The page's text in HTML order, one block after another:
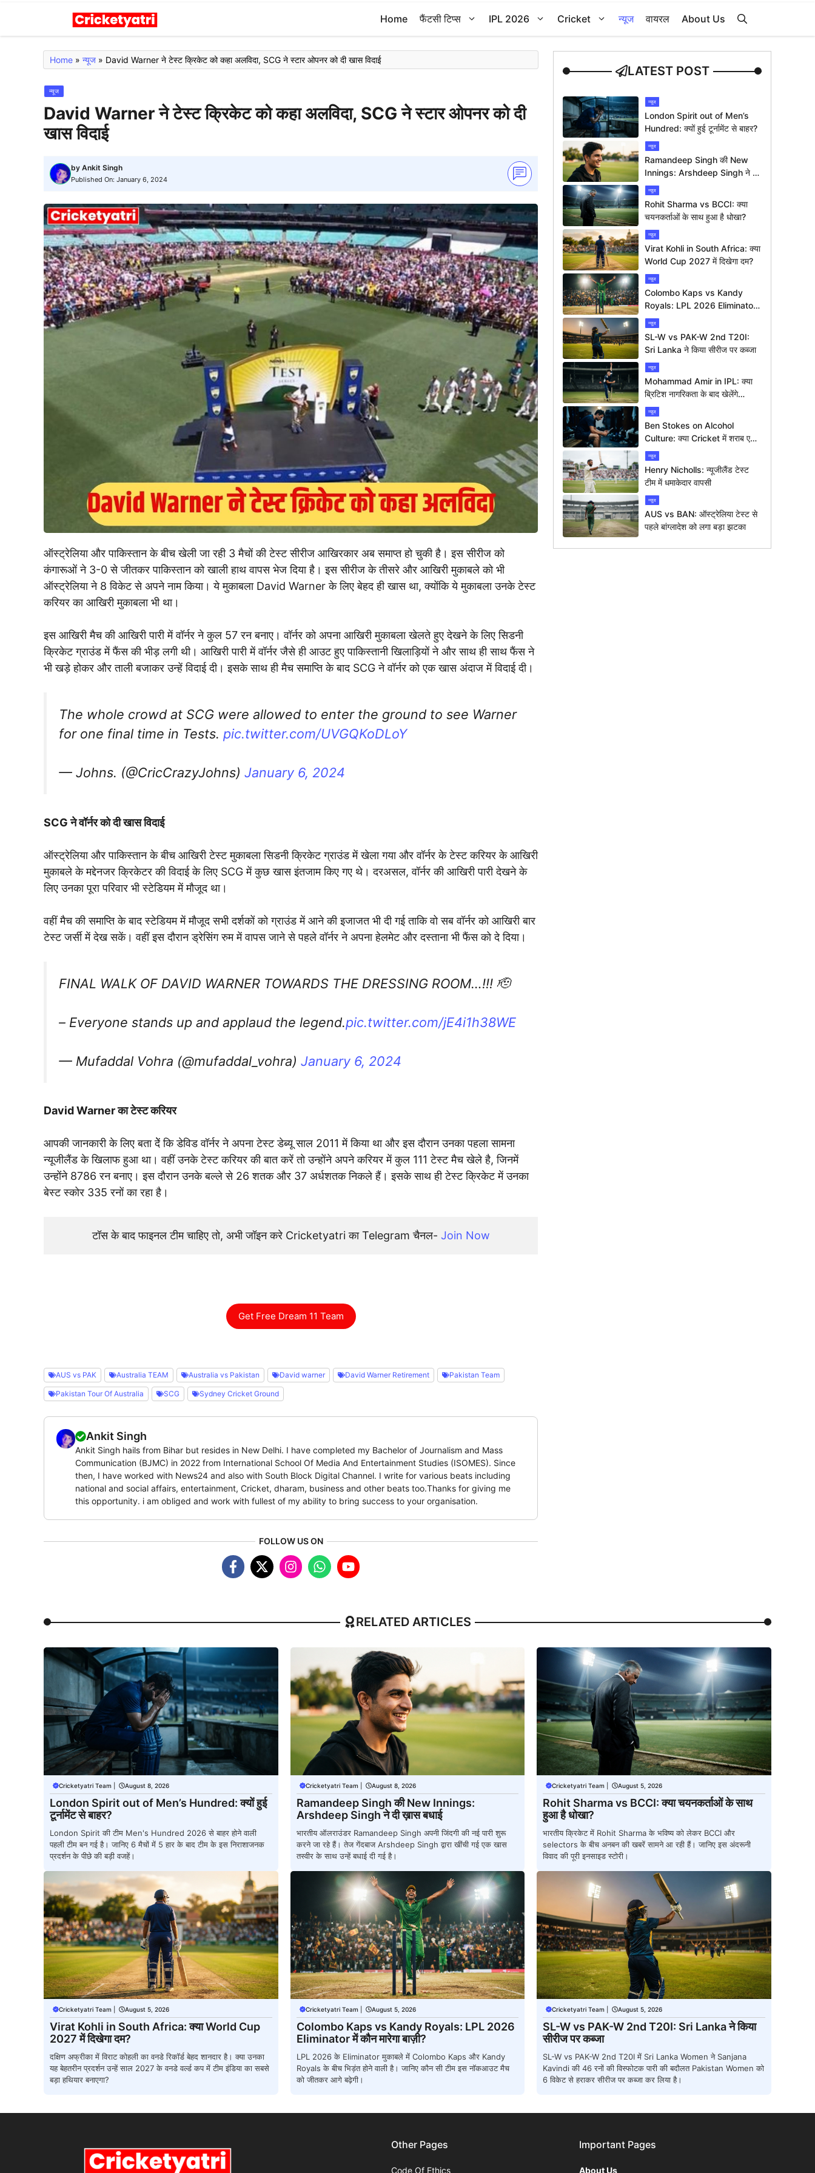
Home फैंटसी टिप्स IPL 2026 Cricket न्यूज वायरल About Us
Home » न्यूज » David Warner ने टेस्ट क्रिकेट को कहा अलविदा, SCG ने स्टार ओपनर को दी खास विदाई
न्यूज
David Warner ने टेस्ट क्रिकेट को कहा अलविदा, SCG ने स्टार ओपनर को दी
खास विदाई
by Ankit Singh
Published On: January 6, 2024
ऑस्ट्रेलिया और पाकिस्तान के बीच खेली जा रही 3 मैचों की टेस्ट सीरीज आखिरकार अब समाप्त हो चुकी है। इस सीरीज को
कंगारूओं ने 3-0 से जीतकर पाकिस्तान को खाली हाथ वापस भेज दिया है। इस सीरीज के तीसरे और आखिरी मुकाबले को भी
ऑस्ट्रेलिया ने 8 विकेट से अपने नाम किया। ये मुकाबला David Warner के लिए बेहद ही खास था, क्योंकि ये मुकाबला उनके टेस्ट
करियर का आखिरी मुकाबला भी था।
इस आखिरी मैच की आखिरी पारी में वॉर्नर ने कुल 57 रन बनाए। वॉर्नर को अपना आखिरी मुकाबला खेलते हुए देखने के लिए सिडनी
क्रिकेट ग्राउंड में फैंस की भीड़ लगी थी। आखिरी पारी में वॉर्नर जैसे ही आउट हुए पाकिस्तानी खिलाड़ियों ने और साथ ही साथ फैंस ने
भी खड़े होकर और ताली बजाकर उन्हें विदाई दी। इसके साथ ही मैच समाप्ति के बाद SCG ने वॉर्नर को एक खास अंदाज में विदाई दी।
The whole crowd at SCG were allowed to enter the ground to see Warner
for one final time in Tests. pic.twitter.com/UVGQKoDLoY
— Johns. (@CricCrazyJohns) January 6, 2024
SCG ने वॉर्नर को दी खास विदाई
ऑस्ट्रेलिया और पाकिस्तान के बीच आखिरी टेस्ट मुकाबला सिडनी क्रिकेट ग्राउंड में खेला गया और वॉर्नर के टेस्ट करियर के आखिरी
मुकाबले के मद्देनजर क्रिकेटर की विदाई के लिए SCG में कुछ खास इंतजाम किए गए थे। दरअसल, वॉर्नर की आखिरी पारी देखने के
लिए उनका पूरा परिवार भी स्टेडियम में मौजूद था।
वहीं मैच की समाप्ति के बाद स्टेडियम में मौजूद सभी दर्शकों को ग्राउंड में आने की इजाजत भी दी गई ताकि वो सब वॉर्नर को आखिरी बार
टेस्ट जर्सी में देख सकें। वहीं इस दौरान ड्रेसिंग रुम में वापस जाने से पहले वॉर्नर ने अपना हेलमेट और दस्ताना भी फैंस को दे दिया।
FINAL WALK OF DAVID WARNER TOWARDS THE DRESSING ROOM…!!! 🫡
– Everyone stands up and applaud the legend.pic.twitter.com/jE4i1h38WE
— Mufaddal Vohra (@mufaddal_vohra) January 6, 2024
David Warner का टेस्ट करियर
आपकी जानकारी के लिए बता देें कि डेविड वॉर्नर ने अपना टेस्ट डेब्यू साल 2011 में किया था और इस दौरान उनका पहला सामना
न्यूजीलैंड के खिलाफ हुआ था। वहीं उनके टेस्ट करियर की बात करें तो उन्होंने अपने करियर में कुल 111 टेस्ट मैच खेले है, जिनमें
उन्होंने 8786 रन बनाए। इस दौरान उनके बल्ले से 26 शतक और 37 अर्धशतक निकले हैं। इसके साथ ही टेस्ट क्रिकेट में उनका
बेस्ट स्कोर 335 रनों का रहा है।
टॉस के बाद फाइनल टीम चाहिए तो, अभी जॉइन करे Cricketyatri का Telegram चैनल- Join Now
Get Free Dream 11 Team
AUS vs PAK Australia TEAM Australia vs Pakistan David warner David Warner Retirement Pakistan Team
Pakistan Tour Of Australia SCG Sydney Cricket Ground
Ankit Singh
Ankit Singh hails from Bihar but resides in New Delhi. I have completed my Bachelor of Journalism and Mass
Communication (BJMC) in 2022 from International School Of Media And Entertainment Studies (ISOMES). Since
then, I have worked with News24 and also with South Block Digital Channel. I write for various beats including
national and social affairs, entertainment, Cricket, dharam, business and other beats too.Thanks for giving me
this opportunity. i am obliged and work with fullest of my ability to bring success to your organisation.
FOLLOW US ON
LATEST POST
न्यूज
London Spirit out of Men’s
Hundred: क्यों हुई टूर्नामेंट से बाहर?
न्यूज
Ramandeep Singh की New
Innings: Arshdeep Singh ने दी
ख़ास बधाई
न्यूज
Rohit Sharma vs BCCI: क्या
चयनकर्ताओं के साथ हुआ है धोखा?
न्यूज
Virat Kohli in South Africa: क्या
World Cup 2027 में दिखेगा दम?
न्यूज
Colombo Kaps vs Kandy
Royals: LPL 2026 Eliminator
में कौन मारेगा बाज़ी?
न्यूज
SL-W vs PAK-W 2nd T20I:
Sri Lanka ने किया सीरीज पर कब्जा
न्यूज
Mohammad Amir in IPL: क्या
ब्रिटिश नागरिकता के बाद खेलेंगे
आईपीएल?
न्यूज
Ben Stokes on Alcohol
Culture: क्या Cricket में शराब एक
बड़ी समस्या है?
न्यूज
Henry Nicholls: न्यूजीलैंड टेस्ट
टीम में धमाकेदार वापसी
न्यूज
AUS vs BAN: ऑस्ट्रेलिया टेस्ट से
पहले बांग्लादेश को लगा बड़ा झटका
RELATED ARTICLES
Cricketyatri Team August 8, 2026
London Spirit out of Men’s Hundred: क्यों हुई
टूर्नामेंट से बाहर?
London Spirit की टीम Men's Hundred 2026 से बाहर होने वाली
पहली टीम बन गई है। जानिए 6 मैचों में 5 हार के बाद टीम के इस निराशाजनक
प्रदर्शन के पीछे की बड़ी वजहें।
Cricketyatri Team August 8, 2026
Ramandeep Singh की New Innings:
Arshdeep Singh ने दी ख़ास बधाई
भारतीय ऑलराउंडर Ramandeep Singh अपनी जिंदगी की नई पारी शुरू
करने जा रहे हैं। तेज गेंदबाज Arshdeep Singh द्वारा खींची गई एक खास
तस्वीर के साथ उन्हें बधाई दी गई है।
Cricketyatri Team August 5, 2026
Rohit Sharma vs BCCI: क्या चयनकर्ताओं के साथ
हुआ है धोखा?
भारतीय क्रिकेट में Rohit Sharma के भविष्य को लेकर BCCI और
selectors के बीच अनबन की खबरें सामने आ रही हैं। जानिए इस अंदरूनी
विवाद की पूरी इनसाइड स्टोरी।
Cricketyatri Team August 5, 2026
Virat Kohli in South Africa: क्या World Cup
2027 में दिखेगा दम?
दक्षिण अफ्रीका में विराट कोहली का वनडे रिकॉर्ड बेहद शानदार है। क्या उनका
यह बेहतरीन प्रदर्शन उन्हें साल 2027 के वनडे वर्ल्ड कप में टीम इंडिया का सबसे
बड़ा हथियार बनाएगा?
Cricketyatri Team August 5, 2026
Colombo Kaps vs Kandy Royals: LPL 2026
Eliminator में कौन मारेगा बाज़ी?
LPL 2026 के Eliminator मुकाबले में Colombo Kaps और Kandy
Royals के बीच भिड़ंत होने वाली है। जानिए कौन सी टीम इस नॉकआउट मैच
को जीतकर आगे बढ़ेगी।
Cricketyatri Team August 5, 2026
SL-W vs PAK-W 2nd T20I: Sri Lanka ने किया
सीरीज पर कब्जा
SL-W vs PAK-W 2nd T20I में Sri Lanka Women ने Sanjana
Kavindi की 46 रनों की विस्फोटक पारी की बदौलत Pakistan Women को
6 विकेट से हराकर सीरीज पर कब्जा कर लिया है।
Other Pages
Code Of Ethics
Important Pages
About Us